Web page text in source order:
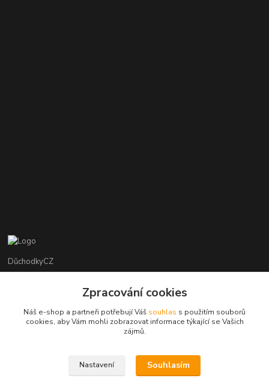
DůchodkyCZ
+420 412384749
objednavky@duchodky.cz
Zpracování cookies
Náš e-shop a partneři potřebují Váš souhlas s použitím souborů
cookies, aby Vám mohli zobrazovat informace týkající se Vašich
zájmů.
Nastavení Souhlasím